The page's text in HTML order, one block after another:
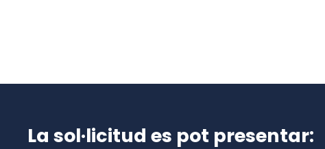
La sol·licitud es pot presentar: